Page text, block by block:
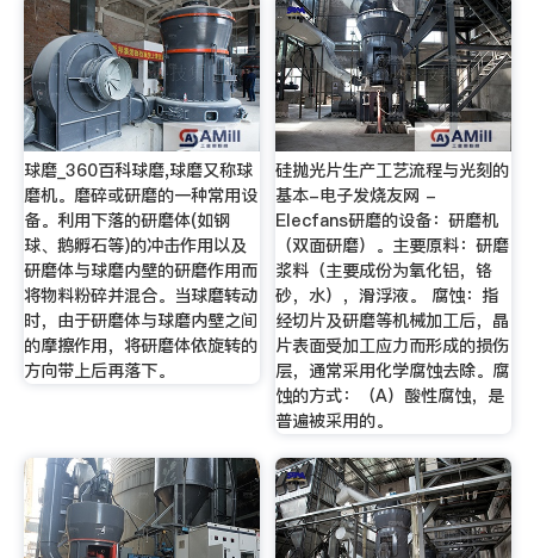
球磨_360百科球磨,球磨又称球
磨机。磨碎或研磨的一种常用设
备。利用下落的研磨体(如钢
球、鹅孵石等)的冲击作用以及
研磨体与球磨内壁的研磨作用而
将物料粉碎并混合。当球磨转动
时，由于研磨体与球磨内壁之间
的摩擦作用，将研磨体依旋转的
方向带上后再落下。
硅抛光片生产工艺流程与光刻的
基本-电子发烧友网 -
Elecfans研磨的设备：研磨机
（双面研磨）。主要原料：研磨
浆料（主要成份为氧化铝，铬
砂，水），滑浮液。 腐蚀：指
经切片及研磨等机械加工后，晶
片表面受加工应力而形成的损伤
层，通常采用化学腐蚀去除。腐
蚀的方式：（A）酸性腐蚀，是
普遍被采用的。